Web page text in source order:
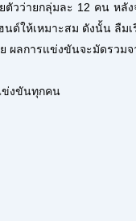
วว่ายกลุ่มละ 12 คน ห
นด์ให้เหมาะสม ดังนั้น ลืมเ
ผลการแข่งขันจะมัดรวมจ
ข่งขันทุกคน